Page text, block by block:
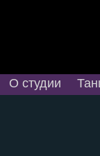
О студии